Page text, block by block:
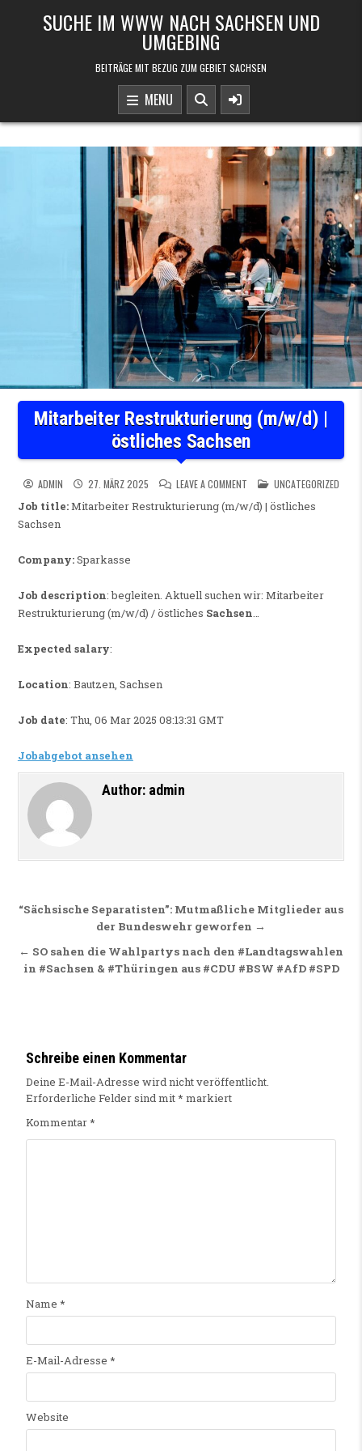
SUCHE IM WWW NACH SACHSEN UND
UMGEBING
BEITRÄGE MIT BEZUG ZUM GEBIET SACHSEN
MENU
Mitarbeiter Restrukturierung (m/w/d) |
östliches Sachsen
ADMIN 27. MÄRZ 2025 LEAVE A COMMENTON MITARBEITER
POSTED IN
UNCATEGORIZED
Job title:Mitarbeiter Restrukturierung (m/w/d) | östliches
Sachsen
Company:Sparkasse
Job description: begleiten. Aktuell suchen wir: Mitarbeiter
Restrukturierung (m/w/d) / östliches Sachsen…
Expected salary:
Location: Bautzen, Sachsen
Job date: Thu, 06 Mar 2025 08:13:31 GMT
Jobabgebot ansehen
Author: admin
Beitragsnavigation
“Sächsische Separatisten”: Mutmaßliche Mitglieder aus
der Bundeswehr geworfen →
← SO sahen die Wahlpartys nach den #Landtagswahlen
in #Sachsen & #Thüringen aus #CDU #BSW #AfD #SPD
Schreibe einen Kommentar
Deine E-Mail-Adresse wird nicht veröffentlicht.
Erforderliche Felder sind mit* markiert
Kommentar*
Name *
E-Mail-Adresse *
Website